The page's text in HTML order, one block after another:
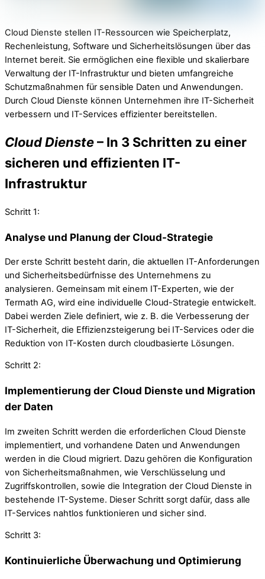
Cloud Dienste stellen IT-Ressourcen wie Speicherplatz,
Rechenleistung, Software und Sicherheitslösungen über das
Internet bereit. Sie ermöglichen eine flexible und skalierbare
Verwaltung der IT-Infrastruktur und bieten umfangreiche
Schutzmaßnahmen für sensible Daten und Anwendungen.
Durch Cloud Dienste können Unternehmen ihre IT-Sicherheit
verbessern und IT-Services effizienter bereitstellen.
Cloud Dienste– In 3 Schritten zu einer
sicheren und effizienten IT-
Infrastruktur
Schritt 1:
Analyse und Planung der Cloud-Strategie
Der erste Schritt besteht darin, die aktuellen IT-Anforderungen
und Sicherheitsbedürfnisse des Unternehmens zu
analysieren. Gemeinsam mit einem IT-Experten, wie der
Termath AG, wird eine individuelle Cloud-Strategie entwickelt.
Dabei werden Ziele definiert, wie z. B. die Verbesserung der
IT-Sicherheit, die Effizienzsteigerung bei IT-Services oder die
Reduktion von IT-Kosten durch cloudbasierte Lösungen.
Schritt 2:
Implementierung der Cloud Dienste und Migration
der Daten
Im zweiten Schritt werden die erforderlichen Cloud Dienste
implementiert, und vorhandene Daten und Anwendungen
werden in die Cloud migriert. Dazu gehören die Konfiguration
von Sicherheitsmaßnahmen, wie Verschlüsselung und
Zugriffskontrollen, sowie die Integration der Cloud Dienste in
bestehende IT-Systeme. Dieser Schritt sorgt dafür, dass alle
IT-Services nahtlos funktionieren und sicher sind.
Schritt 3:
Kontinuierliche Überwachung und Optimierung